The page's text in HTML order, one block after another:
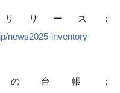
リース：
news2025-inventory-
台帳：